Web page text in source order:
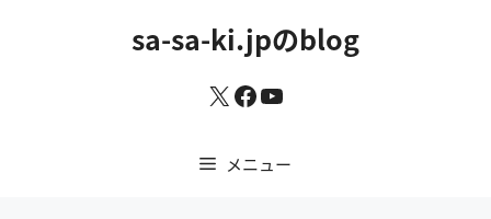
sa-sa-ki.jpのblog
X Facebook
YouTube
メニュー